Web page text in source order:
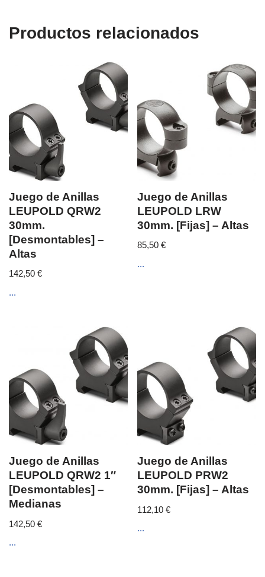
Productos relacionados
Juego de Anillas
LEUPOLD QRW2
30mm.
[Desmontables] –
Altas
142,50 €
...
Juego de Anillas
LEUPOLD LRW
30mm. [Fijas] – Altas
85,50€
...
Juego de Anillas
LEUPOLD QRW2 1″
[Desmontables] –
Medianas
142,50 €
...
Juego de Anillas
LEUPOLD PRW2
30mm. [Fijas] – Altas
112,10€
...